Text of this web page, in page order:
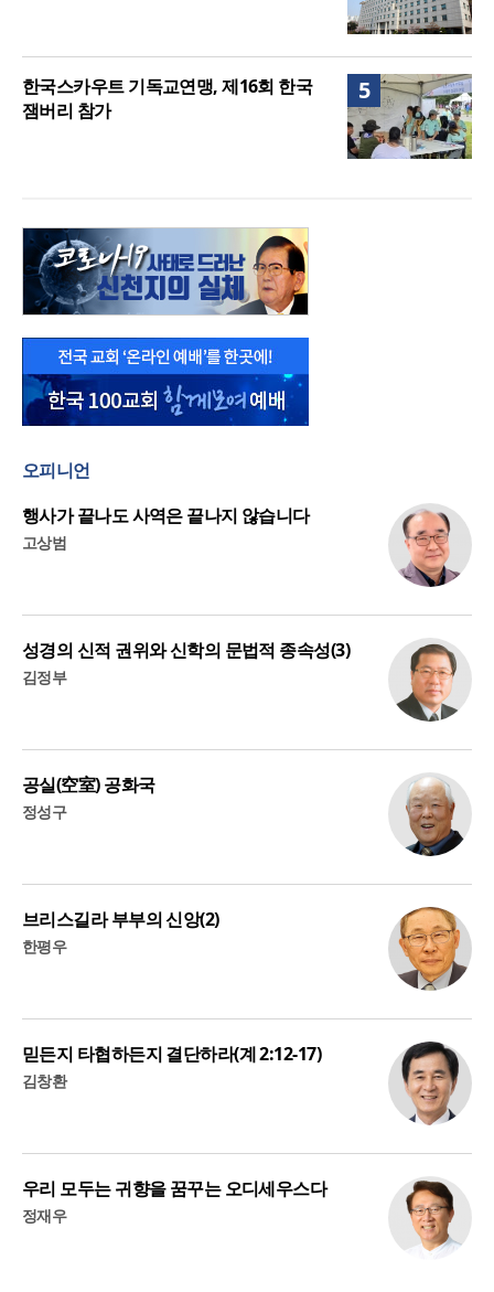
5
한국스카우트 기독교연맹, 제16회 한국
잼버리 참가
오피니언
행사가 끝나도 사역은 끝나지 않습니다
고상범
성경의 신적 권위와 신학의 문법적 종속성(3)
김정부
공실(空室) 공화국
정성구
브리스길라 부부의 신앙(2)
한평우
믿든지 타협하든지 결단하라(계 2:12-17)
김창환
우리 모두는 귀향을 꿈꾸는 오디세우스다
정재우